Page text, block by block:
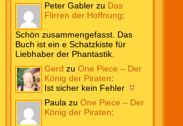
Peter Gabler zu Das
Flirren der Hoffnung:
Schön zusammengefasst. Das
Buch ist ein e Schatzkiste für
Liebhaber der Phantastik.
Gerd zuOne Piece – Der
König der Piraten:
Ist sicher kein Fehler
Paula zuOne Piece – Der
König der Piraten: